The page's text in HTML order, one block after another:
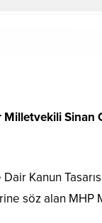
Milletvekili
Kanun
söz alan